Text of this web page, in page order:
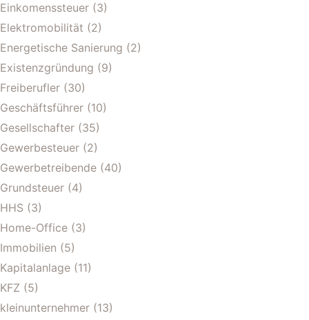
Einkomenssteuer (3)
Elektromobilität (2)
Energetische Sanierung (2)
Existenzgründung (9)
Freiberufler (30)
Geschäftsführer (10)
Gesellschafter (35)
Gewerbesteuer (2)
Gewerbetreibende (40)
Grundsteuer (4)
HHS (3)
Home-Office (3)
Immobilien (5)
Kapitalanlage (11)
KFZ (5)
kleinunternehmer (13)